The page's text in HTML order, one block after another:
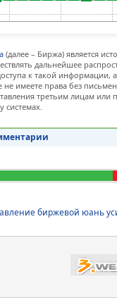
(далее – Биржа) является
дальнейшее
к такой
имеете права без
третьим лицам или
системах.
биржевой юань